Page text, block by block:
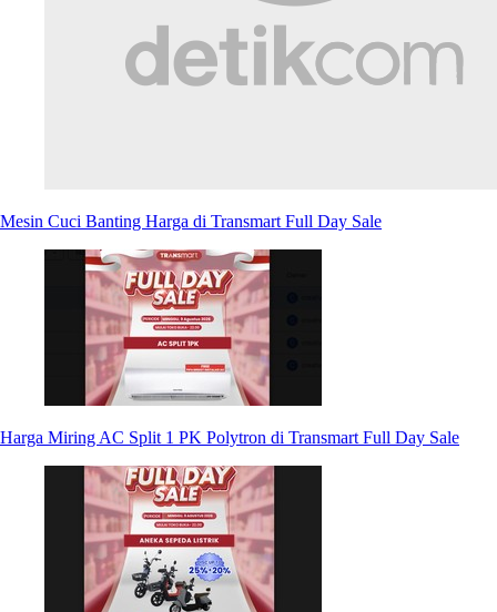
Mesin Cuci Banting Harga di Transmart Full Day Sale
Harga Miring AC Split 1 PK Polytron di Transmart Full Day Sale